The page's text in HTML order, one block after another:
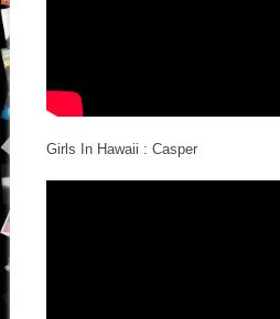
Girls In Hawaii : Casper